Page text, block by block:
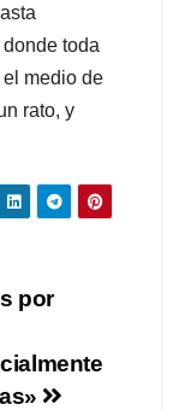
toda
el medio de
rato, y
por